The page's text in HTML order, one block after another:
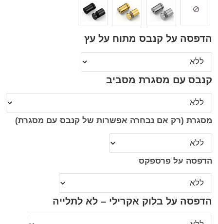
הדפסה על קנבס מתוח על עץ
קנבס עם מסגרת מסביב
מסגרת (רק אם נבחרה אפשרות של קנבס עם מסגרת)
הדפסה על פרספקס
הדפסה על בלוק אקרילי – לא לתלייה